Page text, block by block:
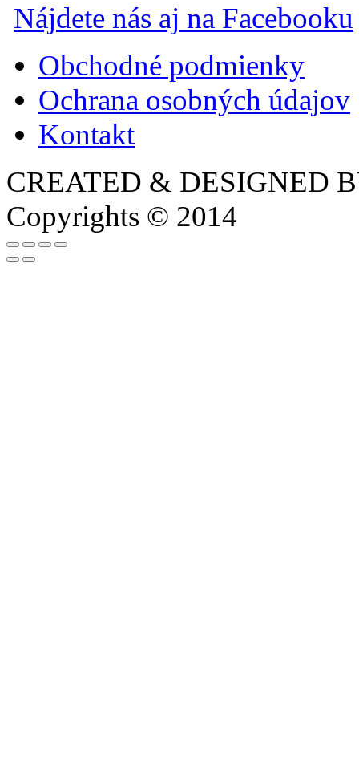
Nájdete nás aj na Facebooku
Obchodné podmienky
Ochrana osobných údajov
Kontakt
CREATED & DESIGNED
Copyrights © 2014